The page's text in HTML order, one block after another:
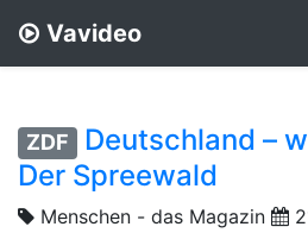
Vavideo
ZDF
Deutschland –
Der Spreewald
Menschen - das Magazin